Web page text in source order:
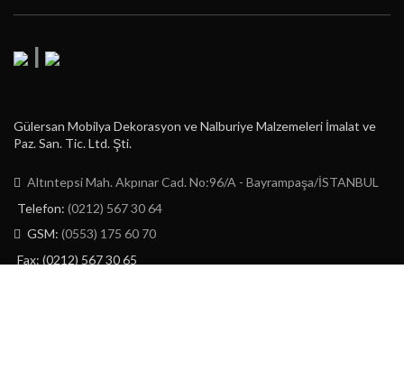
|
Gülersan Mobilya Dekorasyon ve Nalburiye Malzemeleri İmalat ve
Paz. San. Tic. Ltd. Şti.
Altıntepsi Mah. Akpınar Cad. No:96/A - Bayrampaşa/İSTANBUL
Telefon: (0212) 567 30 64
GSM: (0553) 175 60 70
Fax: (0212) 567 30 65